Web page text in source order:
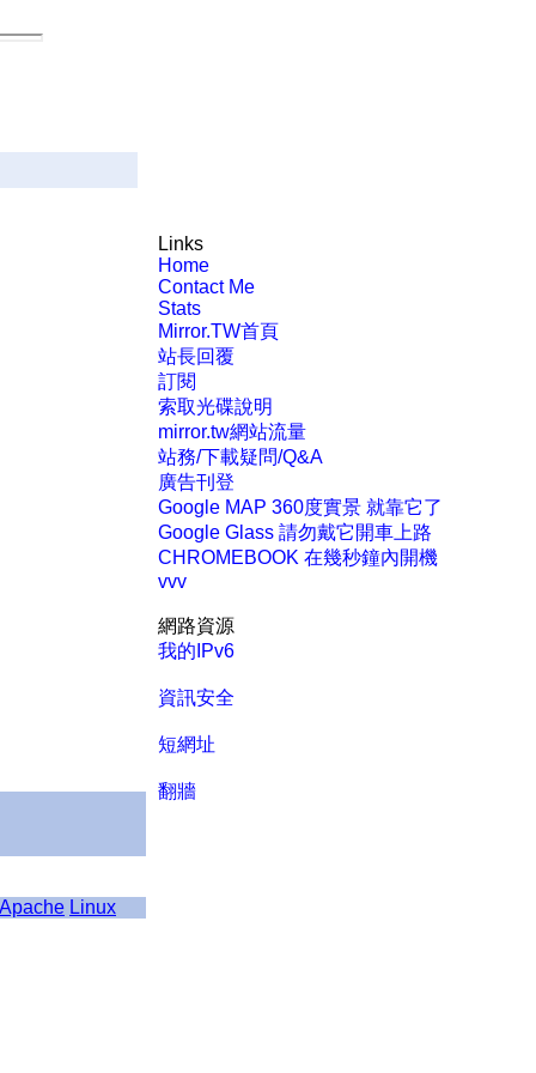
Apache Linux
Links
Home
Contact Me
Stats
Mirror.TW首頁
站長回覆
訂閱
索取光碟說明
mirror.tw網站流量
站務/下載疑問/Q&A
廣告刊登
Google MAP 360度實景 就靠它了
Google Glass 請勿戴它開車上路
CHROMEBOOK 在幾秒鐘內開機
vvv
網路資源
我的IPv6
資訊安全
短網址
翻牆